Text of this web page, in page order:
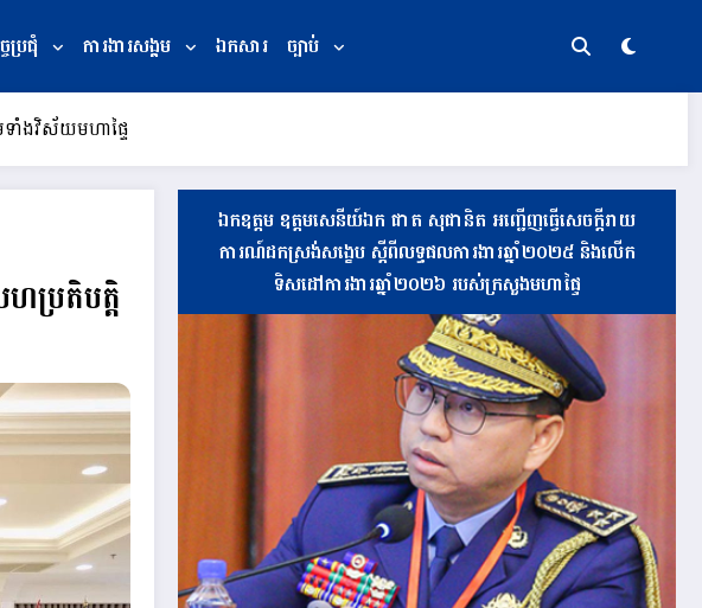
ប្រជុំ ការងារសង្គម ឯកសារ ច្បាប់
ទាំងវិស័យមហាផ្ទៃ
ប្រតិបត្តិ
ឯកឧត្តម ឧត្តមសេនីយ៍ឯក ផាត សុផានិត អញ្ជើញធ្វើសេចក្តីរាយ
ការណ៍ដកស្រង់សង្ខេប ស្តីពីលទ្ធផលការងារឆ្នាំ២០២៥ និងលើក
ទិសដៅការងារឆ្នាំ២០២៦ របស់ក្រសួងមហាផ្ទៃ